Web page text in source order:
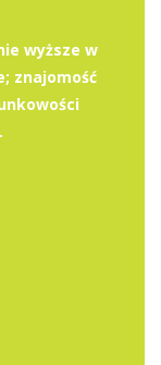
wyższe w
znajomość